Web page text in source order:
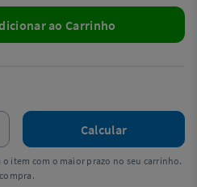
ao Carrinho
Calcular
item com o maior prazo no seu carrinho.